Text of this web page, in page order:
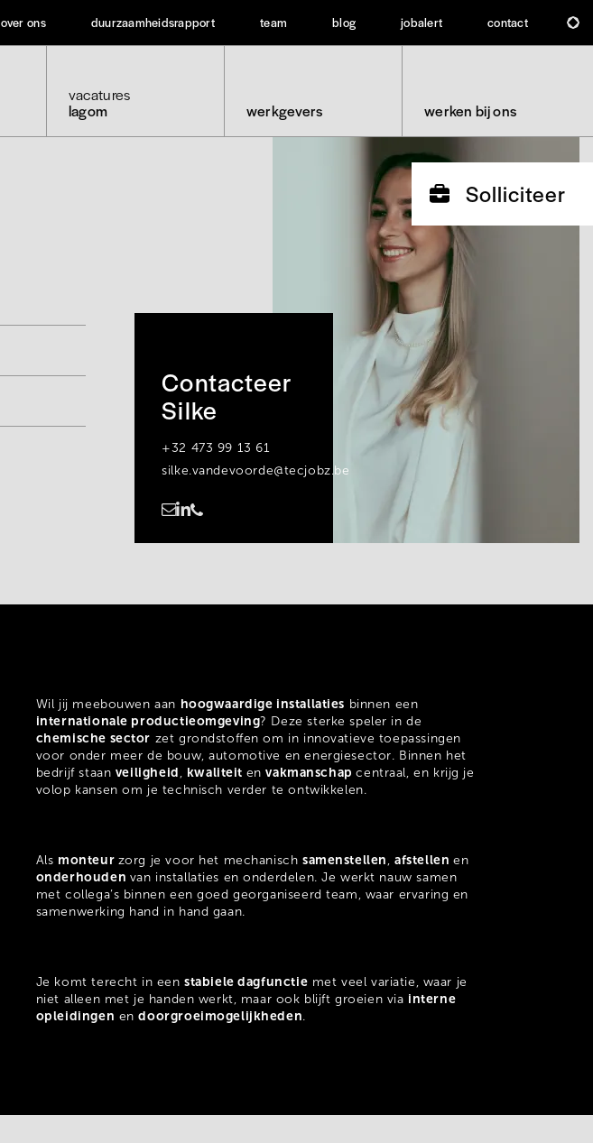
over ons duurzaamheidsrapport team blog jobalert contact
vacatures
lagom werkgevers werken bij ons
Contacteer
Silke
+32 473 99 13 61
silke.vandevoorde@tecjobz.be
Solliciteer
Wil jij meebouwen aan hoogwaardige installaties binnen een
internationale productieomgeving? Deze sterke speler in de
chemische sector zet grondstoffen om in innovatieve toepassingen
voor onder meer de bouw, automotive en energiesector. Binnen het
bedrijf staan veiligheid , kwaliteit envakmanschapcentraal, en krijg je
volop kansen om je technisch verder te ontwikkelen.
Als monteur zorg je voor het mechanisch samenstellen ,afstellen en
onderhouden van installaties en onderdelen. Je werkt nauw samen
met collega’s binnen een goed georganiseerd team, waar ervaring en
samenwerking hand in hand gaan.
Je komt terecht in eenstabiele dagfunctie met veel variatie, waar je
niet alleen met je handen werkt, maar ook blijft groeien via interne
opleidingen endoorgroeimogelijkheden.